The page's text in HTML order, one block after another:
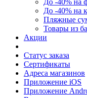
До -40% на
Пляжные
Товары из
Акции
Статус заказа
Сертификаты
Адреса магазинов
Приложение iOS
Приложение